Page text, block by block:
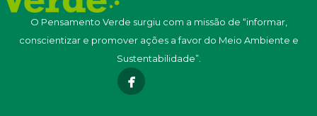
O Pensamento Verde surgiu com a missão de “informar,
conscientizar e promover ações a favor do Meio Ambiente e
Sustentabilidade”.